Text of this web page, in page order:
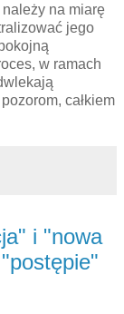
na miarę
jego
w ramach
całkiem
i "nowa